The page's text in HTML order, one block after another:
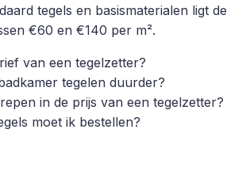
tegels en basismaterialen ligt de
€60 en €140 per m².
van een tegelzetter?
tegelen duurder?
in de prijs van een tegelzetter?
moet ik bestellen?